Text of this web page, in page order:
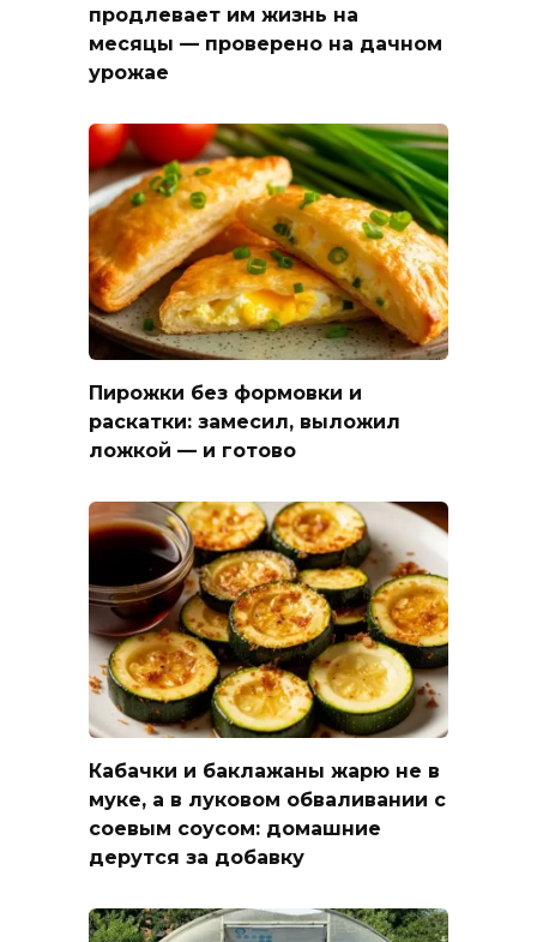
продлевает им жизнь на
месяцы — проверено на дачном
урожае
Пирожки без формовки и
раскатки: замесил, выложил
ложкой — и готово
Кабачки и баклажаны жарю не в
муке, а в луковом обваливании с
соевым соусом: домашние
дерутся за добавку